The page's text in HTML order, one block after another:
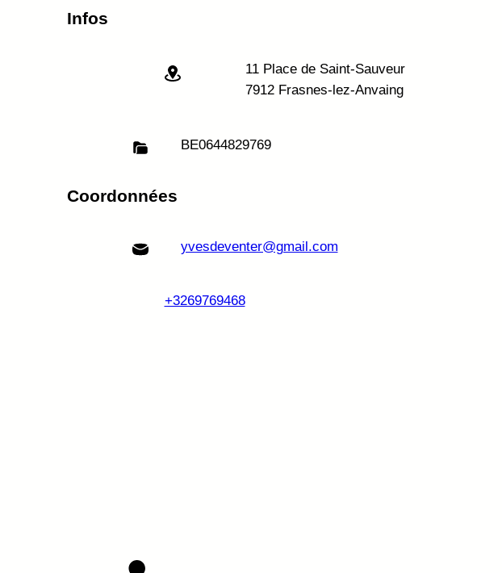
Infos
11 Place de Saint-Sauveur
7912 Frasnes-lez-Anvaing
BE0644829769
Coordonnées
yvesdeventer@gmail.com
+3269769468